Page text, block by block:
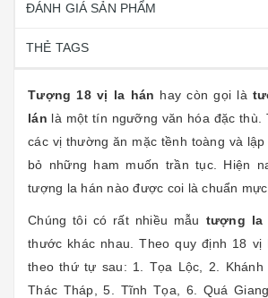
ĐÁNH GIÁ SẢN PHẨM
THẺ TAGS
Tượng 18 vị la hán hay còn gọi là
lán là một tín ngưỡng văn hóa đặc thù.
các vị thường ăn mặc tềnh toàng và
bỏ những ham muốn trần tục. Hiện
tượng la hán nào được coi là chuẩn mực.
Chúng tôi có rất nhiều mẫu tượng la
thước khác nhau. Theo quy định 18 vị
theo thứ tự sau: 1. Tọa Lộc, 2. Khánh
Thác Tháp, 5. Tĩnh Tọa, 6. Quá